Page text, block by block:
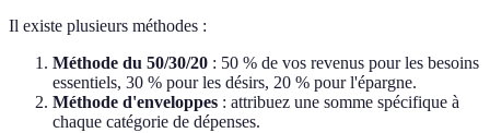
Il existe plusieurs méthodes :
Méthode du 50/30/20 : 50 % de vos revenus pour les besoins
essentiels, 30 % pour les désirs, 20 % pour l'épargne.
Méthode d'enveloppes : attribuez une somme spécifique à
chaque catégorie de dépenses.